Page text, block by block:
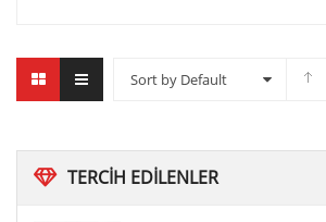
TERCIH EDILENLER
Sort by Default